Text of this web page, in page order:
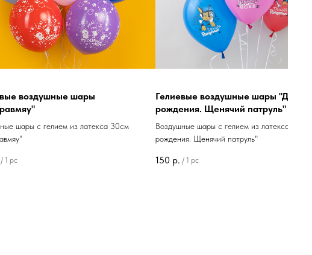
воздушные шары "День
Щенячий патруль"
с гелием из латекса 30см "День
патруль"
Гелиевые воздушные шары "Три кота"
Цифры
Фольгированные воздушные шары с гелием в
цифр 86см "Три кота"
750 р. / 1 pc